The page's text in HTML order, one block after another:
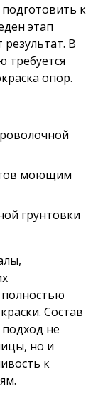
к
этап
В
требуется
опор.
моющим
грунтовки
полностью
Состав
подход не
но и
к